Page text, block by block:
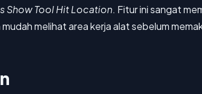
Show Tool Hit Location. Fitur ini sangat
melihat area kerja alat sebelum